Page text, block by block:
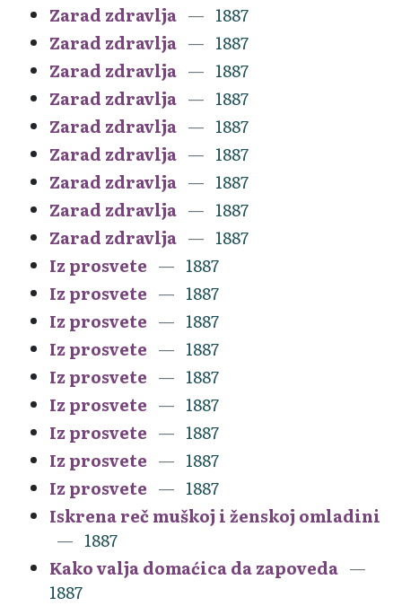
Zarad zdravlja
1887
Zarad zdravlja
1887
Zarad zdravlja
1887
Zarad zdravlja
1887
Zarad zdravlja
1887
Zarad zdravlja
1887
Zarad zdravlja
1887
Zarad zdravlja
1887
Zarad zdravlja
1887
Iz prosvete
1887
Iz prosvete
1887
Iz prosvete
1887
Iz prosvete
1887
Iz prosvete
1887
Iz prosvete
1887
Iz prosvete
1887
Iz prosvete
1887
Iz prosvete
1887
Iskrena reč muškoj i ženskoj omladini
1887
Kako valja domaćica da zapoveda
1887